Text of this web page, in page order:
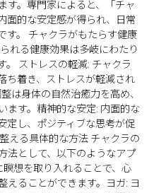
す。専門家によると、「チャ
面的な安定感が得られ、日常
す。 チャクラがもたらす健康
れる健康効果は多岐にわたり
。 ストレスの軽減: チャクラ
ち着き、ストレスが軽減され
は身体の自然治癒力を高め、
ます。精神的な安定: 内面的な
定し、ポジティブな思考が促
える具体的な方法 チャクラの
法として、以下のようなアプ
想を取り入れることで、心
えることができます。ヨガ: ヨ